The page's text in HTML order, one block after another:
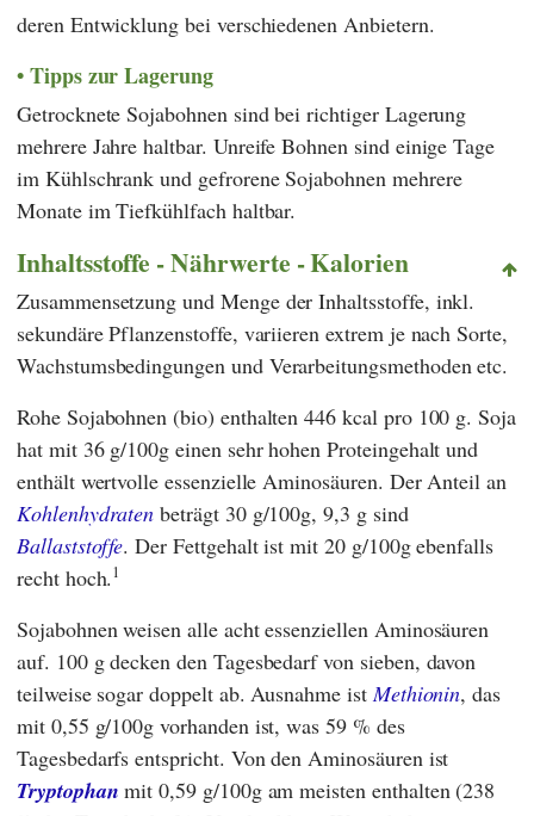
deren Entwicklung bei verschiedenen Anbietern.
Tipps zur Lagerung
Getrocknete Sojabohnen sind bei richtiger Lagerung
mehrere Jahre haltbar. Unreife Bohnen sind einige Tage
im Kühlschrank und gefrorene Sojabohnen mehrere
Monate im Tiefkühlfach haltbar.
Inhaltsstoffe - Nährwerte - Kalorien
Zusammensetzung und Menge der Inhaltsstoffe, inkl.
sekundäre Pflanzenstoffe, variieren extrem je nach Sorte,
Wachstumsbedingungen und Verarbeitungsmethoden etc.
Rohe Sojabohnen (bio) enthalten 446 kcal pro 100 g. Soja
hat mit 36 g/100g einen sehr hohen Proteingehalt und
enthält wertvolle essenzielle Aminosäuren. Der Anteil an
Kohlenhydraten beträgt 30 g/100g, 9,3 g sind
Ballaststoffe. Der Fettgehalt ist mit 20 g/100g ebenfalls
recht hoch.1
Sojabohnen weisen alle acht essenziellen Aminosäuren
auf. 100 g decken den Tagesbedarf von sieben, davon
teilweise sogar doppelt ab. Ausnahme ist Methionin, das
mit 0,55 g/100g vorhanden ist, was 59 % des
Tagesbedarfs entspricht. Von den Aminosäuren ist
Tryptophan mit 0,59 g/100g am meisten enthalten (238